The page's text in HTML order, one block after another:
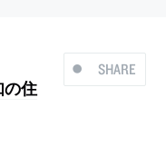
SHARE
の住